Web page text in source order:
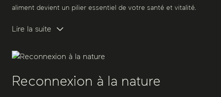
aliment devient un pilier essentiel de votre santé et vitalité.
Lire la suite
Reconnexion à la nature